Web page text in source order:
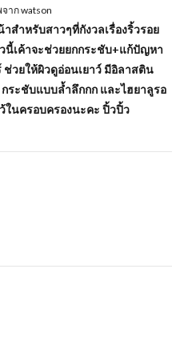
าก watson
สำหรับสาวๆที่กังวลเรื่องริ้วรอย
นี้เค้าจะช่วยยกกระชับ+แก้ปัญหา
ช่วยให้ผิวดูอ่อนเยาว์ มีอิลาสติน
ระชับแบบล้ำลึกกก และไฮยาลูรอ
ในครอบครองนะคะ ปิ้วปิ้ว